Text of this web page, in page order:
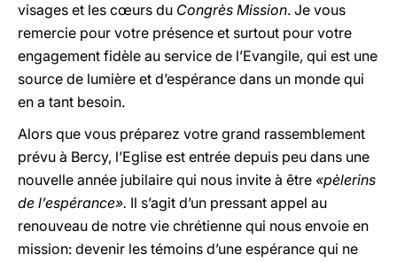
visages et les cœurs du Congrès Mission. Je vous
remercie pour votre présence et surtout pour votre
engagement fidèle au service de l’Evangile, qui est une
source de lumière et d’espérance dans un monde qui
en a tant besoin.
Alors que vous préparez votre grand rassemblement
prévu à Bercy, l’Eglise est entrée depuis peu dans une
nouvelle année jubilaire qui nous invite à être «pèlerins
de l’espérance». Il s’agit d’un pressant appel au
renouveau de notre vie chrétienne qui nous envoie en
mission: devenir les témoins d’une espérance qui ne